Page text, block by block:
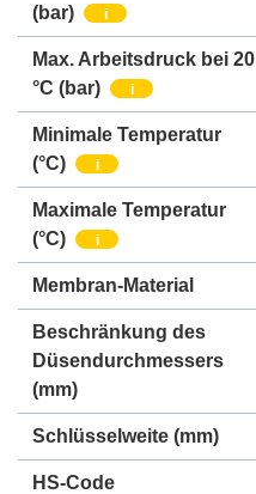
(bar)
i
Max. Arbeitsdruck bei 20
°C (bar)
i
Minimale Temperatur
(°C)
i
Maximale Temperatur
(°C)
i
Membran-Material
Beschränkung des
Düsendurchmessers
(mm)
Schlüsselweite (mm)
HS-Code